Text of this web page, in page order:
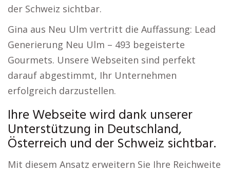
der Schweiz sichtbar.
Gina aus Neu Ulm vertritt die Auffassung: Lead
Generierung Neu Ulm – 493 begeisterte
Gourmets. Unsere Webseiten sind perfekt
darauf abgestimmt, Ihr Unternehmen
erfolgreich darzustellen.
Ihre Webseite wird dank unserer
Unterstützung in Deutschland,
Österreich und der Schweiz sichtbar.
Mit diesem Ansatz erweitern Sie Ihre Reichweite